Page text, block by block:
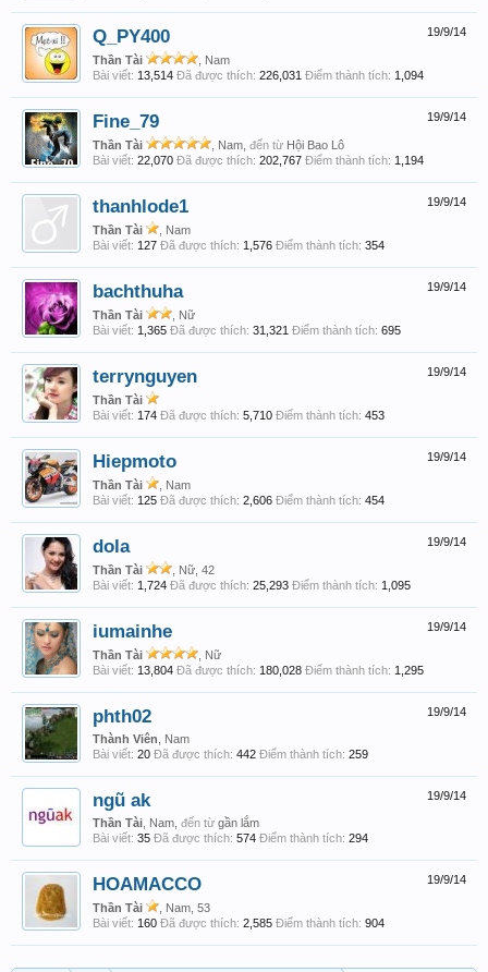
19/9/14
Q_PY400
Thần Tài
, Nam
Bài viết: 13,514 Đã được thích: 226,031 Điểm thành tích: 1,094
19/9/14
Fine_79
Thần Tài , Nam, đến từ Hội Bao Lô
Bài viết: 22,070 Đã được thích: 202,767 Điểm thành tích: 1,194
19/9/14
thanhlode1
Thần Tài
, Nam
Bài viết: 127 Đã được thích: 1,576 Điểm thành tích: 354
19/9/14
bachthuha
Thần Tài
, Nữ
Bài viết: 1,365 Đã được thích: 31,321 Điểm thành tích: 695
19/9/14
terrynguyen
Thần Tài
Bài viết: 174 Đã được thích: 5,710 Điểm thành tích: 453
19/9/14
Hiepmoto
Thần Tài
, Nam
Bài viết: 125 Đã được thích: 2,606 Điểm thành tích: 454
19/9/14
dola
Thần Tài
, Nữ, 42
Bài viết: 1,724 Đã được thích: 25,293 Điểm thành tích: 1,095
19/9/14
iumainhe
Thần Tài
, Nữ
Bài viết: 13,804 Đã được thích: 180,028 Điểm thành tích: 1,295
19/9/14
phth02
Thành Viên , Nam
Bài viết: 20 Đã được thích: 442 Điểm thành tích: 259
19/9/14
ngũ ak
Thần Tài , Nam, đến từ gần lắm
Bài viết: 35 Đã được thích: 574 Điểm thành tích: 294
19/9/14
HOAMACCO
Thần Tài
, Nam, 53
Bài viết: 160 Đã được thích: 2,585 Điểm thành tích: 904